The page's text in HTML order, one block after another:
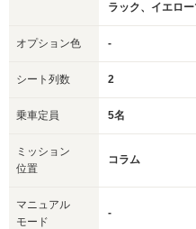
ラック、イエロ
オプション色 -
シート列数 2
乗車定員 5名
ミッション
位置
コラム
マニュアル
モード
-